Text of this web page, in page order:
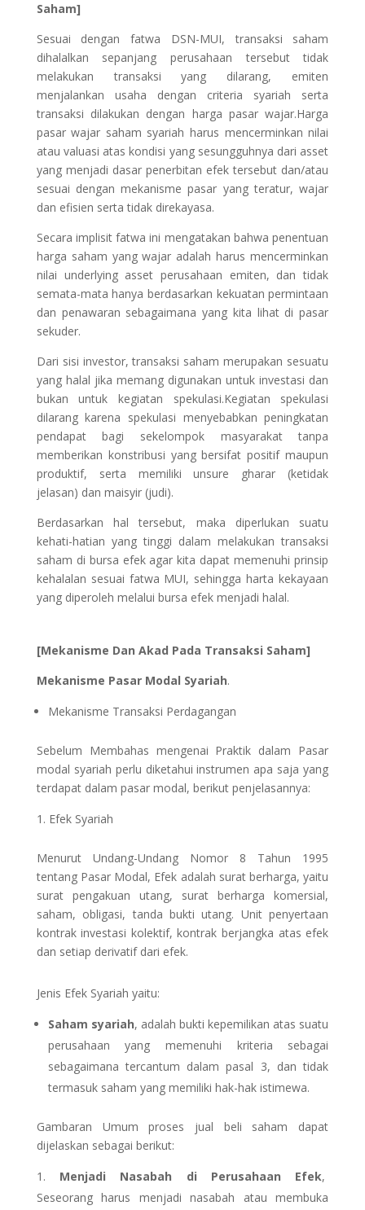
Saham]
Sesuai dengan fatwa DSN-MUI, transaksi saham
dihalalkan sepanjang perusahaan tersebut tidak
melakukan transaksi yang dilarang, emiten
menjalankan usaha dengan criteria syariah serta
transaksi dilakukan dengan harga pasar wajar.Harga
pasar wajar saham syariah harus mencerminkan nilai
atau valuasi atas kondisi yang sesungguhnya dari asset
yang menjadi dasar penerbitan efek tersebut dan/atau
sesuai dengan mekanisme pasar yang teratur, wajar
dan efisien serta tidak direkayasa.
Secara implisit fatwa ini mengatakan bahwa penentuan
harga saham yang wajar adalah harus mencerminkan
nilai underlying asset perusahaan emiten, dan tidak
semata-mata hanya berdasarkan kekuatan permintaan
dan penawaran sebagaimana yang kita lihat di pasar
sekuder.
Dari sisi investor, transaksi saham merupakan sesuatu
yang halal jika memang digunakan untuk investasi dan
bukan untuk kegiatan spekulasi.Kegiatan spekulasi
dilarang karena spekulasi menyebabkan peningkatan
pendapat bagi sekelompok masyarakat tanpa
memberikan konstribusi yang bersifat positif maupun
produktif, serta memiliki unsure gharar (ketidak
jelasan) dan maisyir (judi).
Berdasarkan hal tersebut, maka diperlukan suatu
kehati-hatian yang tinggi dalam melakukan transaksi
saham di bursa efek agar kita dapat memenuhi prinsip
kehalalan sesuai fatwa MUI, sehingga harta kekayaan
yang diperoleh melalui bursa efek menjadi halal.
[Mekanisme Dan Akad Pada Transaksi Saham]
Mekanisme Pasar Modal Syariah.
Mekanisme Transaksi Perdagangan
Sebelum Membahas mengenai Praktik dalam Pasar
modal syariah perlu diketahui instrumen apa saja yang
terdapat dalam pasar modal, berikut penjelasannya:
Efek Syariah
Menurut Undang-Undang Nomor 8 Tahun 1995
tentang Pasar Modal, Efek adalah surat berharga, yaitu
surat pengakuan utang, surat berharga komersial,
saham, obligasi, tanda bukti utang. Unit penyertaan
kontrak investasi kolektif, kontrak berjangka atas efek
dan setiap derivatif dari efek.
Jenis Efek Syariah yaitu:
Saham syariah, adalah bukti kepemilikan atas suatu
perusahaan yang memenuhi kriteria sebagai
sebagaimana tercantum dalam pasal 3, dan tidak
termasuk saham yang memiliki hak-hak istimewa.
Gambaran Umum proses jual beli saham dapat
dijelaskan sebagai berikut:
Menjadi Nasabah di Perusahaan Efek,
Seseorang harus menjadi nasabah atau membuka